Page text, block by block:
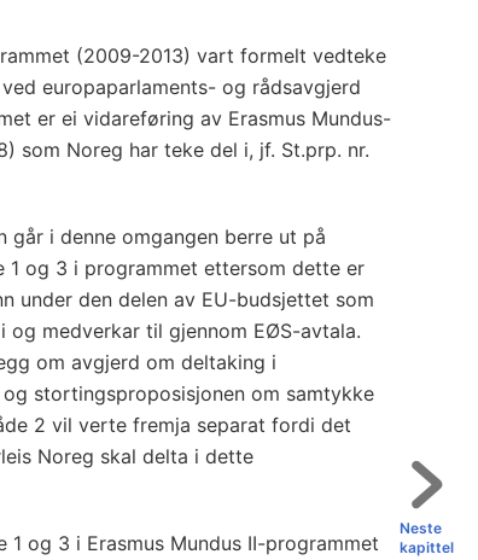
(2009-2013) vart formelt vedteke
europaparlaments- og rådsavgjerd
er ei vidareføring av Erasmus Mundus-
som Noreg har teke del i, jf. St.prp. nr.
går i denne omgangen berre ut på
1 og 3 i programmet ettersom dette er
under den delen av EU-budsjettet som
og medverkar til gjennom EØS-avtala.
om avgjerd om deltaking i
stortingsproposisjonen om samtykke
2 vil verte fremja separat fordi det
Noreg skal delta i dette
og 3 i Erasmus Mundus II-programmet
Neste
kapittel